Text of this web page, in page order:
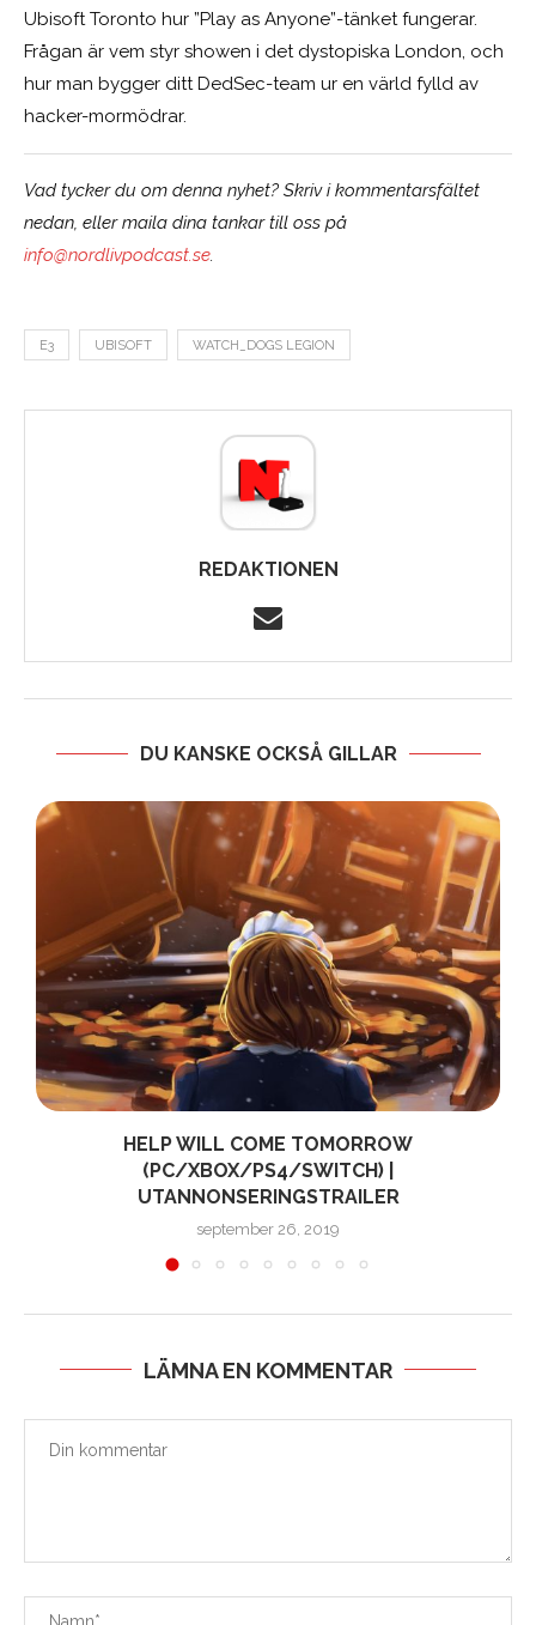
Ubisoft Toronto hur ”Play as Anyone”-tänket fungerar.
Frågan är vem styr showen i det dystopiska London, och
hur man bygger ditt DedSec-team ur en värld fylld av
hacker-mormödrar.
Vad tycker du om denna nyhet? Skriv i kommentarsfältet
nedan, eller maila dina tankar till oss på
info@nordlivpodcast.se.
E3 UBISOFT WATCH_DOGS LEGION
REDAKTIONEN
DU KANSKE OCKSÅ GILLAR
HELP WILL COME TOMORROW
(PC/XBOX/PS4/SWITCH) |
UTANNONSERINGSTRAILER
september 26, 2019
LÄMNA EN KOMMENTAR